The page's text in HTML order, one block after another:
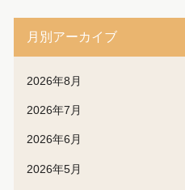
月別アーカイブ
2026年8月
2026年7月
2026年6月
2026年5月